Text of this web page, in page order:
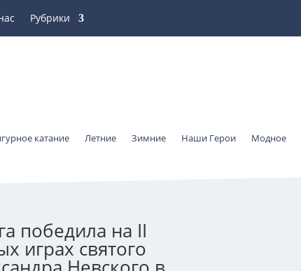
Рубрики
катание Летние Зимние Наши Герои Модное
победила на II
играх святого